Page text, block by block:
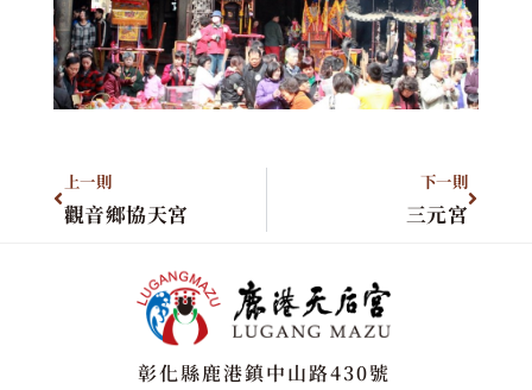
上一則
觀音鄉協天宮
下一則
三元宮
彰化縣鹿港鎮中山路430號